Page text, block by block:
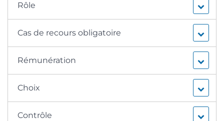
Rôle
Cas de recours obligatoire
Rémunération
Choix
Contrôle